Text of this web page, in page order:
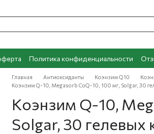
Политика конфиденциальности
Главная Антиоксиданты Коэнзим Q10
Коэнзим Q-10, Megasorb CoQ-10, 100 мг, Solgar, 30
Коэнзим Q-10,
Solgar, 30 гелевых